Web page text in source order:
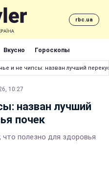
rbc.ua
Вкусно Гороскопы
и не чипсы: назван лучший
10:27
назван лучший
почек
что полезно для здоровья